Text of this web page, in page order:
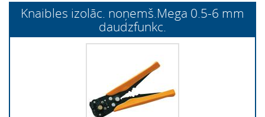
Knaibles izolāc. noņemš.Mega 0.5-6 mm
daudzfunkc.